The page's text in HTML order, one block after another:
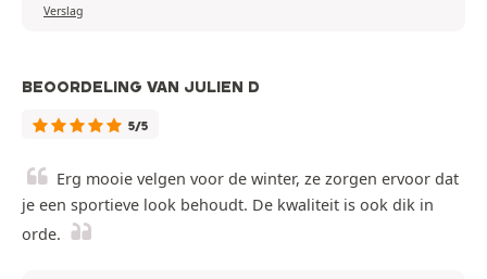
Verslag
BEOORDELING VAN JULIEN D
5/5
Erg mooie velgen voor de winter, ze zorgen ervoor dat
je een sportieve look behoudt. De kwaliteit is ook dik in
orde.